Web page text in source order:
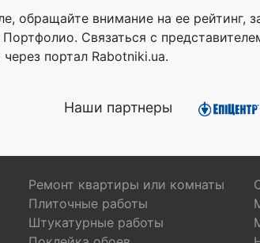
обращайте внимание на ее рейтинг,
Портфолио. Связаться с
портал Rabotniki.ua.
Наши партнеры
Ремонт квартиры или комнаты
Плиточные работы
Штукатурные работы